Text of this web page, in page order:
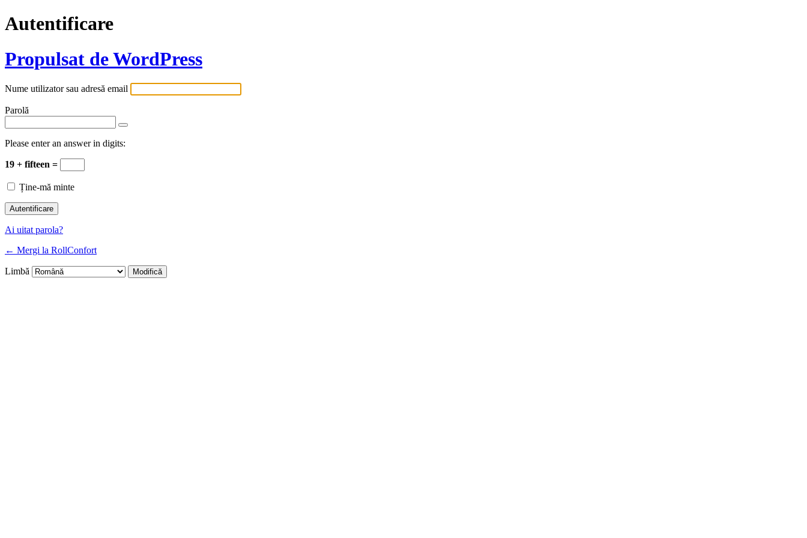
Autentificare
Propulsat de WordPress
Nume utilizator sau adresă email
Parolă
Please enter an answer in digits:
19 + fifteen =
Ține-mă minte
Ai uitat parola?
← Mergi la RollConfort
Limbă